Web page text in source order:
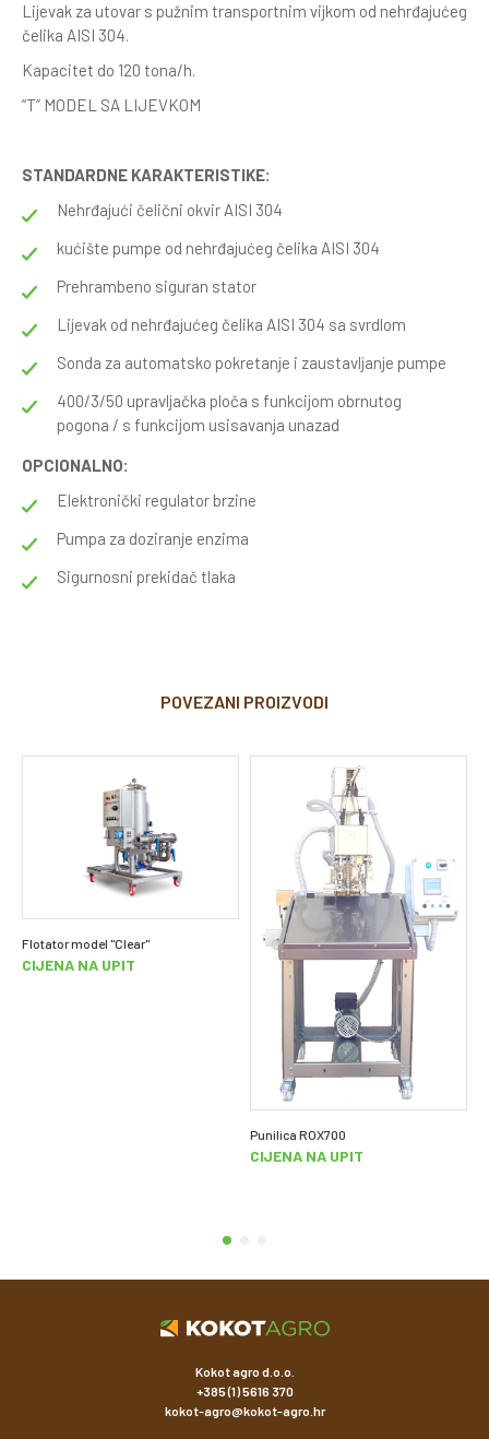
Lijevak za utovar s pužnim transportnim vijkom od nehrđajućeg
čelika AISI 304.
Kapacitet do 120 tona/h.
“T” MODEL SA LIJEVKOM
STANDARDNE KARAKTERISTIKE:
Nehrđajući čelični okvir AISI 304
kućište pumpe od nehrđajućeg čelika AISI 304
Prehrambeno siguran stator
Lijevak od nehrđajućeg čelika AISI 304 sa svrdlom
Sonda za automatsko pokretanje i zaustavljanje pumpe
400/3/50 upravljačka ploča s funkcijom obrnutog
pogona / s funkcijom usisavanja unazad
OPCIONALNO:
Elektronički regulator brzine
Pumpa za doziranje enzima
Sigurnosni prekidač tlaka
POVEZANI PROIZVODI
Flotator model "Clear"
CIJENA NA UPIT
Punilica ROX700
CIJENA NA UPIT
Kokot agro d.o.o.
+385 (1) 5616 370
kokot-agro@kokot-agro.hr